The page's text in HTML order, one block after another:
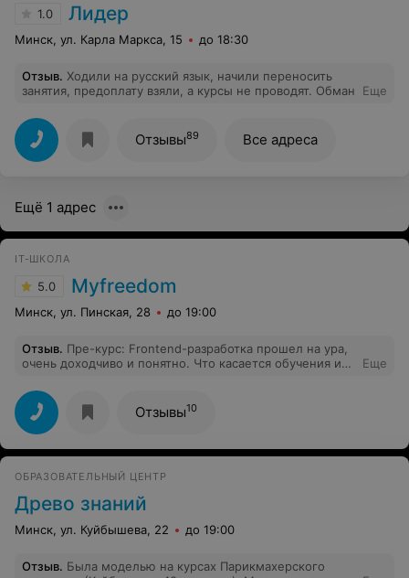
1.0 Лидер
Минск, ул. Карла Маркса, 15 до 18:30
Отзыв. Ходили на русский язык, начили переносить
занятия, предоплату взяли, а курсы не проводят. Обман
Еще
Отзывы89 Все адреса
Ещё 1 адрес
IT-ШКОЛА
5.0 Myfreedom
Минск, ул. Пинская, 28 до 19:00
Отзыв. Пре-курс: Frontend-разработка прошел на ура,
очень доходчиво и понятно. Что касается обучения и
тоже все достаточно неплохо, разве что никак не
могут определиться с расположением столов в
классах )
Еще
Отзывы10
ОБРАЗОВАТЕЛЬНЫЙ ЦЕНТР
Древо знаний
Минск, ул. Куйбышева, 22 до 19:00
Отзыв. Была моделью на курсах Парикмахерского